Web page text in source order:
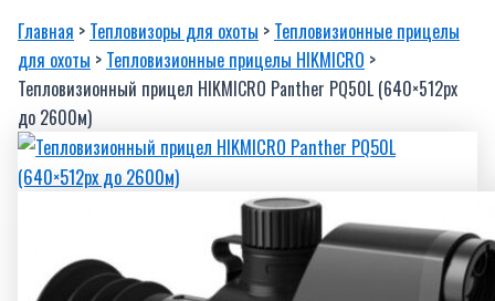
Главная > Тепловизоры для охоты > Тепловизионные прицелы
для охоты > Тепловизионные прицелы HIKMICRO >
Тепловизионный прицел HIKMICRO Panther PQ50L (640×512px
до 2600м)